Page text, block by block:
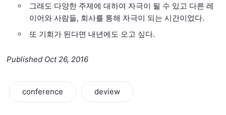
그래도 다양한 주제에 대하여 자극이 될 수 있고 다른 레
이어와 사람들, 회사를 통해 자극이 되는 시간이었다.
또 기회가 된다면 내년에도 오고 싶다.
Published Oct 26, 2016
conference deview